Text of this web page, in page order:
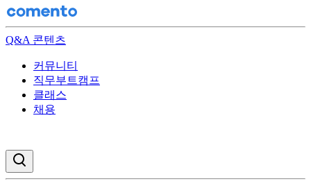
Q&A 콘텐츠
커뮤니티
직무부트캠프
클래스
채용